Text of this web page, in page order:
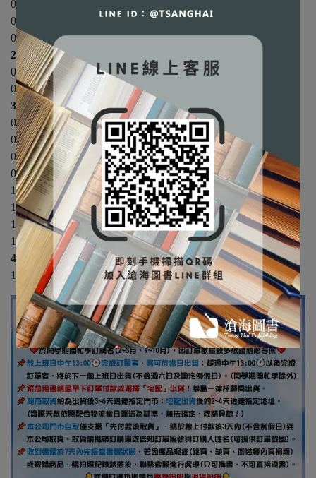
01 認識融合生活的企業
02 典範改變中的管理學
03 西方遇見東方：管理理論的演進與融合
2環境篇
04 從變動的環境中開創新契機
05 企業倫理與社會責任的實踐
3管理篇
06 決策：解決企業面臨的難題
07 規劃與策略：開創企業的新未來
08 組織概論：組織的基本元件
09 組織的成長與變革
10 激勵：激出員工的士氣
11 領導：與員工邁向未來
12 溝通：有效地形成共識
13 控制：使任務更聚焦
4應用篇
14 創新與創業精神